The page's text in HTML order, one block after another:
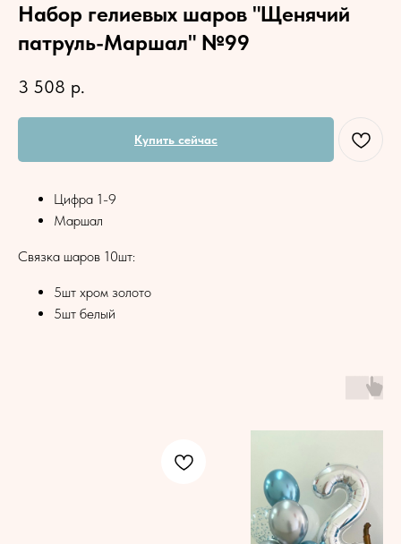
Набор гелиевых шаров "Щенячий
патруль-Маршал" №99
3 508 р.
Купить сейчас
Цифра 1-9
Маршал
Связка шаров 10шт:
5шт хром золото
5шт белый